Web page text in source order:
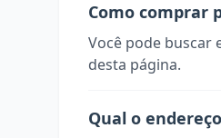
Como comprar
Você pode buscar
desta página.
Qual o